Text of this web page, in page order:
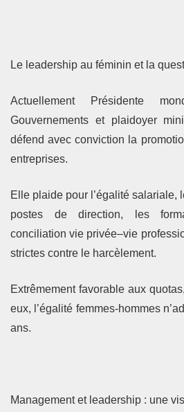
Le leadership au féminin et la
Actuellement Présidente
Gouvernements et plaidoyer
défend avec conviction la
entreprises.
Elle plaide pour l’égalité salariale,
postes de direction, les
conciliation vie privée–vie
strictes contre le harcèlement.
Extrêmement favorable aux
eux, l’égalité femmes-hommes
ans.
Management et leadership : une